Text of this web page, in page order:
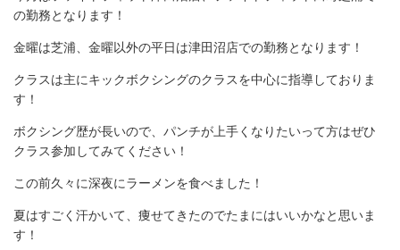
の勤務となります！
金曜は芝浦、金曜以外の平日は津田沼店での勤務となります！
クラスは主にキックボクシングのクラスを中心に指導しておりま
す！
ボクシング歴が長いので、パンチが上手くなりたいって方はぜひ
クラス参加してみてください！
この前久々に深夜にラーメンを食べました！
夏はすごく汗かいて、痩せてきたのでたまにはいいかなと思いま
す！